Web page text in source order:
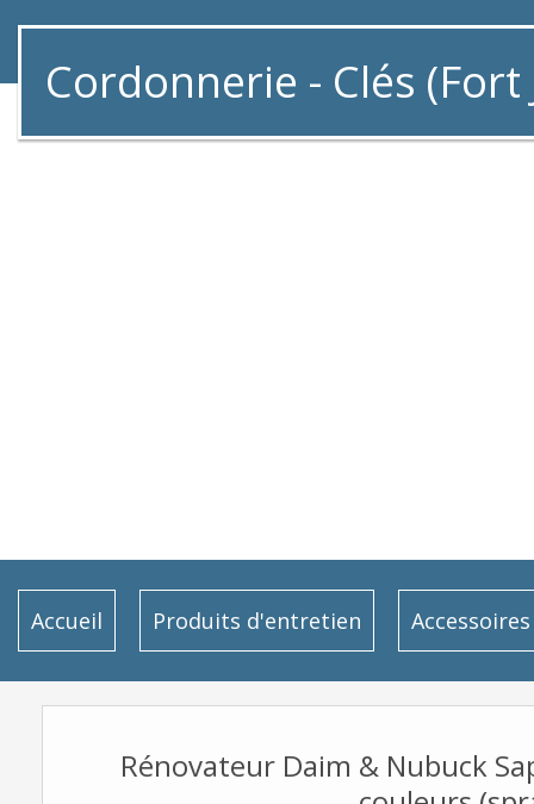
Cordonnerie - Clés (Fort
Accueil Produits d'entretien Accessoires
Rénovateur Daim & Nubuck